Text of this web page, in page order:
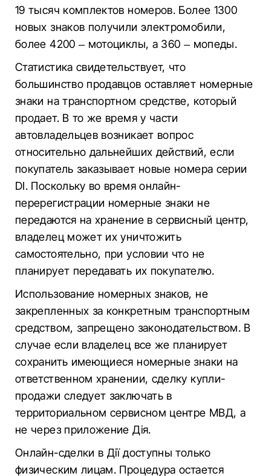
19 тысяч комплектов номеров. Более 1300
новых знаков получили электромобили,
более 4200 – мотоциклы, а 360 – мопеды.
Статистика свидетельствует, что
большинство продавцов оставляет номерные
знаки на транспортном средстве, который
продает. В то же время у части
автовладельцев возникает вопрос
относительно дальнейших действий, если
покупатель заказывает новые номера серии
DI. Поскольку во время онлайн-
перерегистрации номерные знаки не
передаются на хранение в сервисный центр,
владелец может их уничтожить
самостоятельно, при условии что не
планирует передавать их покупателю.
Использование номерных знаков, не
закрепленных за конкретным транспортным
средством, запрещено законодательством. В
случае если владелец все же планирует
сохранить имеющиеся номерные знаки на
ответственном хранении, сделку купли-
продажи следует заключать в
территориальном сервисном центре МВД, а
не через приложение Дія.
Онлайн-сделки в Дії доступны только
физическим лицам. Процедура остается